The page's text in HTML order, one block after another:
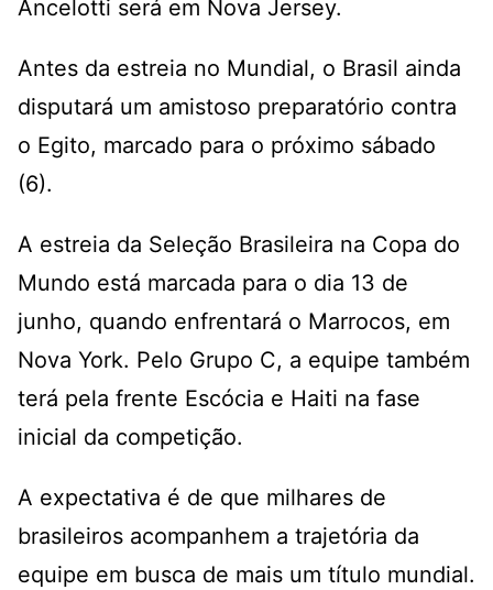
Ancelotti será em Nova Jersey.
Antes da estreia no Mundial, o Brasil ainda
disputará um amistoso preparatório contra
o Egito, marcado para o próximo sábado
(6).
A estreia da Seleção Brasileira na Copa do
Mundo está marcada para o dia 13 de
junho, quando enfrentará o Marrocos, em
Nova York. Pelo Grupo C, a equipe também
terá pela frente Escócia e Haiti na fase
inicial da competição.
A expectativa é de que milhares de
brasileiros acompanhem a trajetória da
equipe em busca de mais um título mundial.